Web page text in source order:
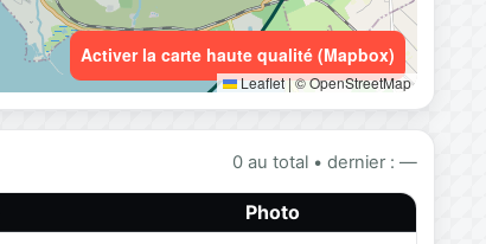
Leaflet|© OpenStreetMap
Activer la carte haute qualité (Mapbox)
0 au total • dernier : —
Photo